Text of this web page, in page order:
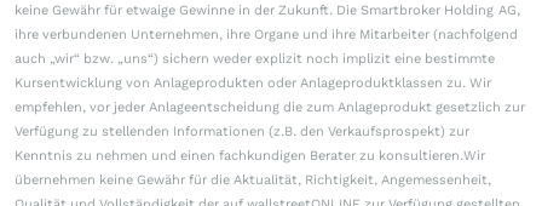
keine Gewähr für etwaige Gewinne in der Zukunft. Die Smartbroker Holding AG,
ihre verbundenen Unternehmen, ihre Organe und ihre Mitarbeiter (nachfolgend
auch „wir“ bzw. „uns“) sichern weder explizit noch implizit eine bestimmte
Kursentwicklung von Anlageprodukten oder Anlageproduktklassen zu. Wir
empfehlen, vor jeder Anlageentscheidung die zum Anlageprodukt gesetzlich zur
Verfügung zu stellenden Informationen (z.B. den Verkaufsprospekt) zur
Kenntnis zu nehmen und einen fachkundigen Berater zu konsultieren.Wir
übernehmen keine Gewähr für die Aktualität, Richtigkeit, Angemessenheit,